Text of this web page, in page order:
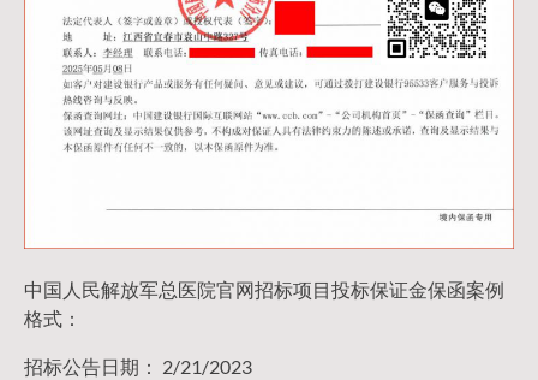
中国人民解放军总医院官网招标项目投标保证金保函案例
格式：
招标公告日期： 2/21/2023